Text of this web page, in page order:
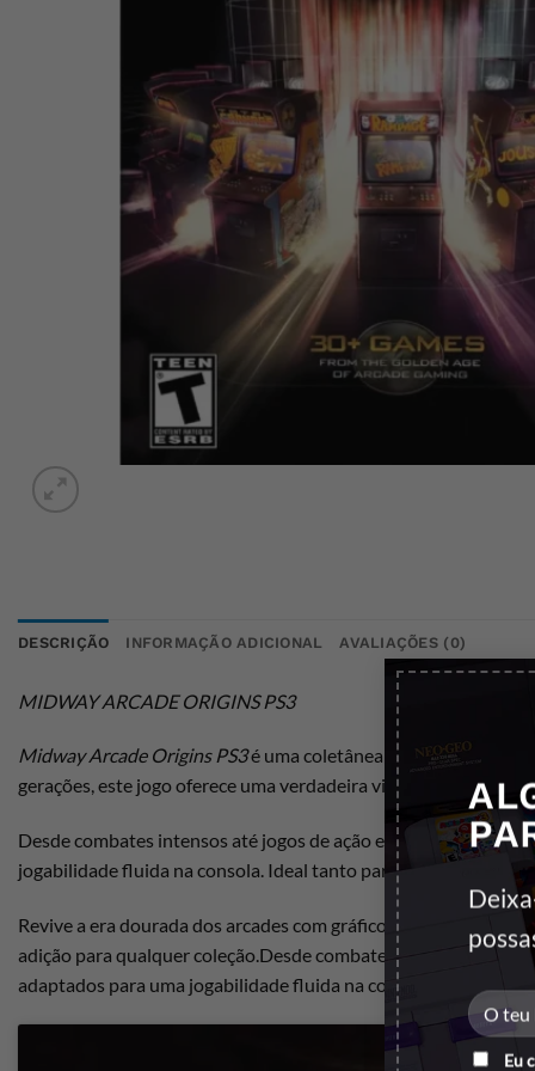
Eu
DESCRIÇÃO INFORMAÇÃO ADICIONAL AVALIAÇÕES (0)
MIDWAY ARCADE ORIGINS PS3
Midway Arcade Origins PS3é uma coletânea imperdível que
gerações, este jogo oferece uma verdadeira viagem nostálgica
Desde combates intensos até jogos de ação e habilidade,
jogabilidade fluida na consola. Ideal tanto para fãs retro como
Revive a era dourada dos arcades com gráficos clássicos
adição para qualquer coleção.Desde combates intensos até
adaptados para uma jogabilidade fluida na consola. Ideal